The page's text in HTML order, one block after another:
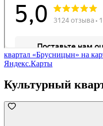
квартал «Брусницын» на
Яндекс.Карты
Культурный